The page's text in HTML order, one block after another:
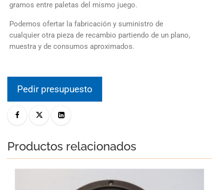
gramos entre paletas del mismo juego.
Podemos ofertar la fabricación y suministro de
cualquier otra pieza de recambio partiendo de un plano,
muestra y de consumos aproximados.
Pedir presupuesto
Productos relacionados